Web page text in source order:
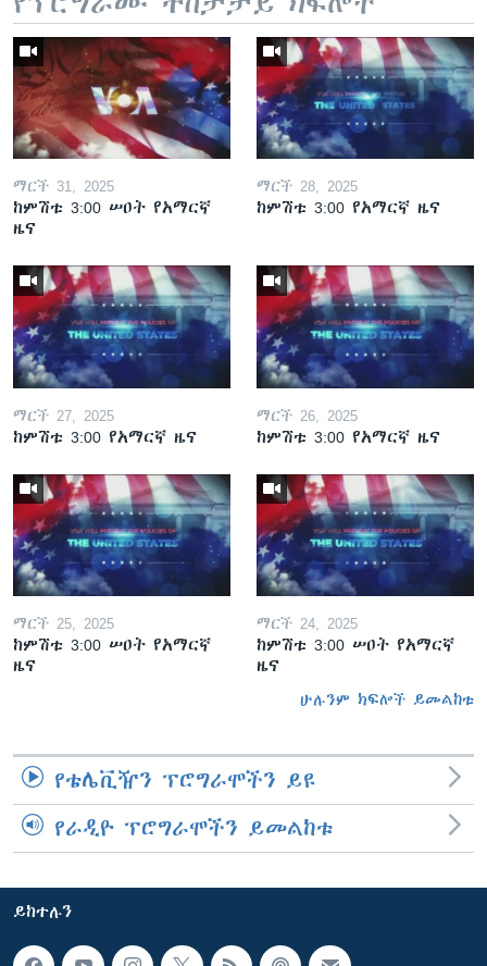
ማርች 31, 2025
ከምሽቱ 3:00 ሠዐት የአማርኛ
ዜና
ማርች 28, 2025
ከምሽቱ 3:00 የአማርኛ ዜና
ማርች 27, 2025
ከምሽቱ 3:00 የአማርኛ ዜና
ማርች 26, 2025
ከምሽቱ 3:00 የአማርኛ ዜና
ማርች 25, 2025
ከምሽቱ 3:00 ሠዐት የአማርኛ
ዜና
ማርች 24, 2025
ከምሽቱ 3:00 ሠዐት የአማርኛ
ዜና
ሁሉንም ክፍሎች ይመልከቱ
የቴሌቪዥን ፕሮግራሞችን ይዩ
የራዲዮ ፕሮግራሞችን ይመልከቱ
ይከተሉን